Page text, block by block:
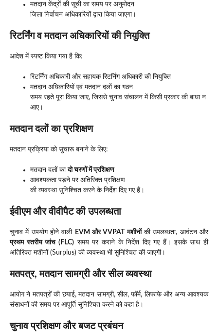
मतदान केंद्रों की सूची का समय पर अनुमोदन
जिला निर्वाचन अधिकारियों द्वारा किया जाएगा।
रिटर्निंग व मतदान अधिकारियों की नियुक्ति
आदेश में स्पष्ट किया गया है कि:
रिटर्निंग अधिकारी और सहायक रिटर्निंग अधिकारी की नियुक्ति
मतदान अधिकारियों एवं मतदान दलों का गठन
समय रहते पूरा किया जाए, जिससे चुनाव संचालन में किसी प्रकार की बाधा न
आए।
मतदान दलों का प्रशिक्षण
मतदान प्रक्रिया को सुचारू बनाने के लिए:
मतदान दलों कादो चरणों में प्रशिक्षण
आवश्यकता पड़ने पर अतिरिक्त प्रशिक्षण
की व्यवस्था सुनिश्चित करने के निर्देश दिए गए हैं।
ईवीएम और वीवीपैट की उपलब्धता
चुनाव में उपयोग होने वाली EVM और VVPAT मशीनोंकी उपलब्धता, आवंटन और
प्रथम स्तरीय जांच (FLC)समय पर कराने के निर्देश दिए गए हैं। इसके साथ ही
अतिरिक्त मशीनों (Surplus) की व्यवस्था भी सुनिश्चित की जाएगी।
मतपत्र, मतदान सामग्री और सील व्यवस्था
आयोग ने मतपत्रों की छपाई, मतदान सामग्री, सील, फॉर्म, लिफाफे और अन्य आवश्यक
संसाधनों की समय पर आपूर्ति सुनिश्चित करने को कहा है।
चुनाव प्रशिक्षण और बजट प्रबंधन